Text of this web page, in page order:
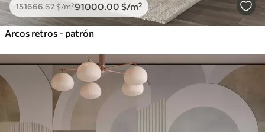
151666.67$/m²91000.00 $/m²
Arcos retros - patrón